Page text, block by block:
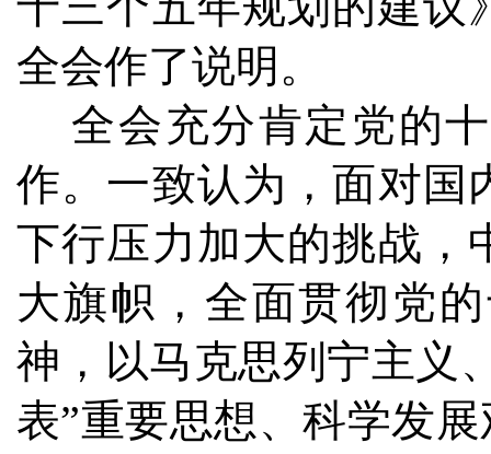
全会作了说明。
全会充分肯定党的
作。一致认为，面对国
下行压力加大的挑战，
大旗帜，全面贯彻党
神，以马克思列宁主义
表”重要思想、科学发